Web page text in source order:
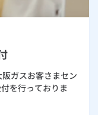
ガスお客さまセン
を行っておりま